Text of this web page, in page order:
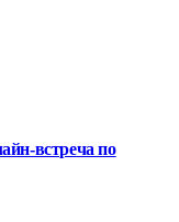
встреча по